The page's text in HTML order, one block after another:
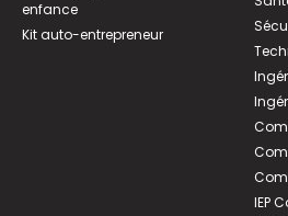
enfance
Kit auto-entrepreneur
IEP